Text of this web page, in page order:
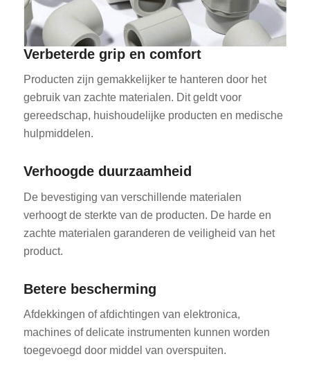
Verbeterde grip en comfort
Producten zijn gemakkelijker te hanteren door het
gebruik van zachte materialen. Dit geldt voor
gereedschap, huishoudelijke producten en medische
hulpmiddelen.
Verhoogde duurzaamheid
De bevestiging van verschillende materialen
verhoogt de sterkte van de producten. De harde en
zachte materialen garanderen de veiligheid van het
product.
Betere bescherming
Afdekkingen of afdichtingen van elektronica,
machines of delicate instrumenten kunnen worden
toegevoegd door middel van overspuiten.